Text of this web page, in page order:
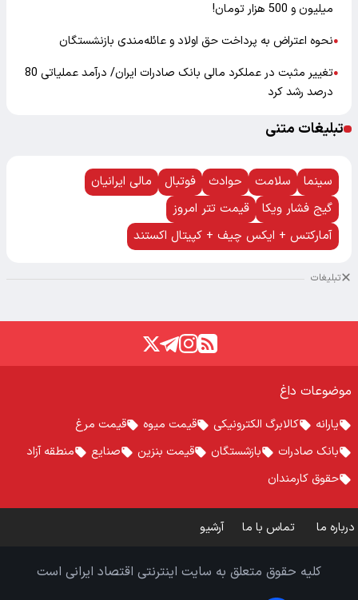
میلیون و 500 هزار تومان!
●نحوه اعتراض به پرداخت حق اولاد و عائله‌مندی بازنشستگان
●
تغییر مثبت در عملکرد مالی بانک صادرات ایران/ درآمد عملیاتی 80
درصد رشد کرد
تبلیغات متنی
سینما سلامت حوادث فوتبال
مالی ایرانیان
گیج فشار ویکا
قیمت تتر امروز
آمارکتس + ایکس چیف + کپیتال اکستند
تبلیغات
موضوعات داغ
یارانه کالابرگ الکترونیکی قیمت میوه
قیمت مرغ
بانک صادرات
بازشستگان قیمت بنزین صنایع
منطقه آزاد
حقوق کارمندان
درباره ما تماس با ما آرشیو
کلیه حقوق متعلق به سایت اینترنتی اقتصاد ایرانی است